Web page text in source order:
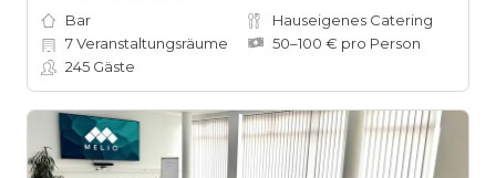
Bar
Hauseigenes Catering
7Veranstaltungsräume
50–100 € pro Person
245 Gäste